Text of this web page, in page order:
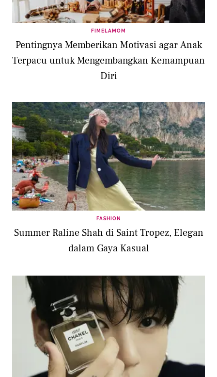
FIMELAMOM
Pentingnya Memberikan Motivasi agar Anak
Terpacu untuk Mengembangkan Kemampuan
Diri
FASHION
Summer Raline Shah di Saint Tropez, Elegan
dalam Gaya Kasual